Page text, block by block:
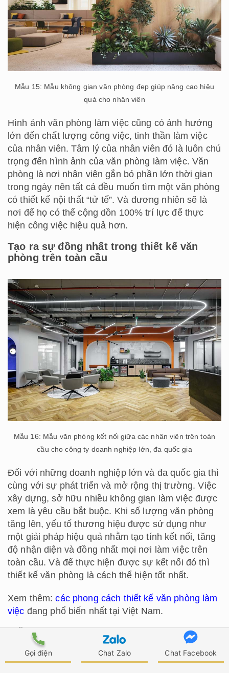
Gọi điện Chat Zalo Chat Facebook
Mẫu 15: Mẫu không gian văn phòng đẹp giúp nâng cao hiệu
quả cho nhân viên
Hình ảnh văn phòng làm việc cũng có ảnh hưởng
lớn đến chất lượng công việc, tinh thần làm việc
của nhân viên. Tâm lý của nhân viên đó là luôn chú
trọng đến hình ảnh của văn phòng làm việc. Văn
phòng là nơi nhân viên gắn bó phần lớn thời gian
trong ngày nên tất cả đều muốn tìm một văn phòng
có thiết kế nội thất “tử tế”. Và đương nhiên sẽ là
nơi để họ có thể cộng dồn 100% trí lực để thực
hiện công việc hiệu quả hơn.
Tạo ra sự đồng nhất trong thiết kế văn
phòng trên toàn cầu
Mẫu 16: Mẫu văn phòng kết nối giữa các nhân viên trên toàn
cầu cho công ty doanh nghiệp lớn, đa quốc gia
Đối với những doanh nghiệp lớn và đa quốc gia thì
cùng với sự phát triển và mở rộng thị trường. Việc
xây dựng, sở hữu nhiều không gian làm việc được
xem là yêu cầu bắt buộc. Khi số lượng văn phòng
tăng lên, yếu tố thương hiệu được sử dụng như
một giải pháp hiệu quả nhằm tạo tính kết nối, tăng
độ nhận diện và đồng nhất mọi nơi làm việc trên
toàn cầu. Và để thực hiện được sự kết nối đó thì
thiết kế văn phòng là cách thể hiện tốt nhất.
Xem thêm:các phong cách thiết kế văn phòng làm
việc đang phổ biến nhất tại Việt Nam.
Tiết kiệm chi phí và thời gian cho doanh
nghiệp